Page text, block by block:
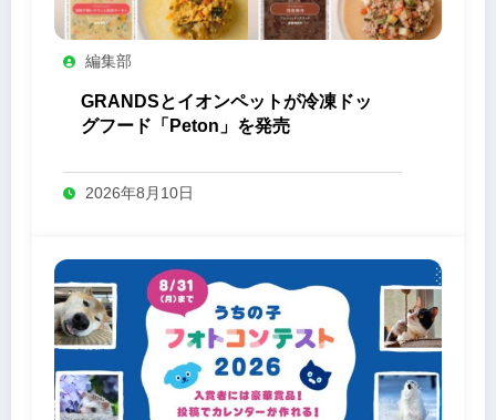
編集部
GRANDSとイオンペットが冷凍ドッ
グフード「Peton」を発売
2026年8月10日